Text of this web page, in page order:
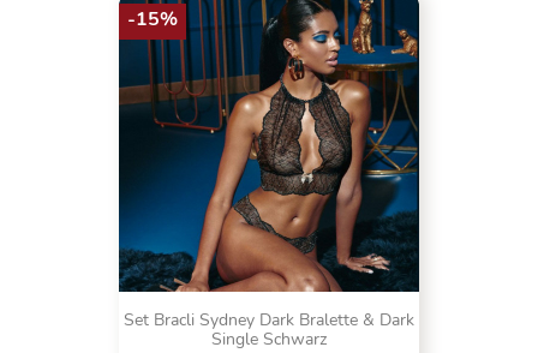
Set Bracli Sydney Dark Bralette & Dark
Single Schwarz
-15%